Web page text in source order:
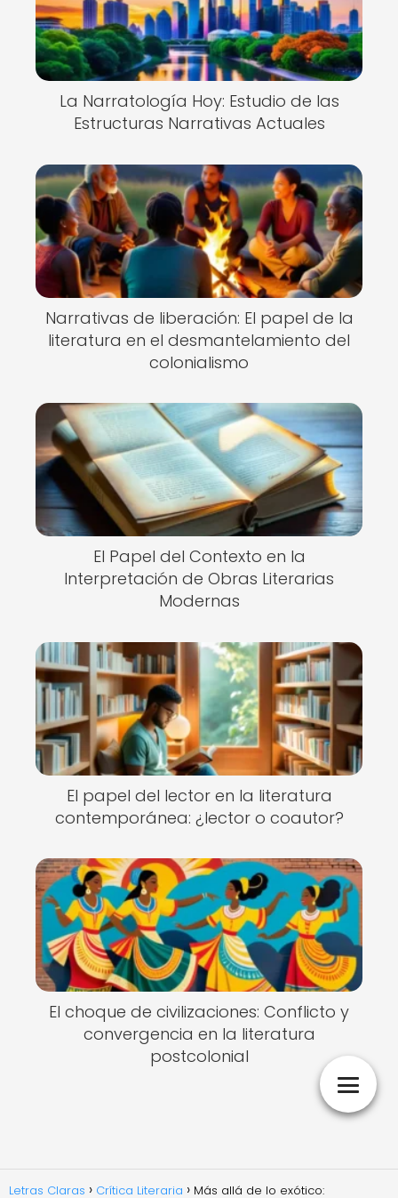
La Narratología Hoy: Estudio de las
Estructuras Narrativas Actuales
Narrativas de liberación: El papel de la
literatura en el desmantelamiento del
colonialismo
El Papel del Contexto en la
Interpretación de Obras Literarias
Modernas
El papel del lector en la literatura
contemporánea: ¿lector o coautor?
El choque de civilizaciones: Conflicto y
convergencia en la literatura
postcolonial
Letras Claras Crítica Literaria Más allá de lo exótico: